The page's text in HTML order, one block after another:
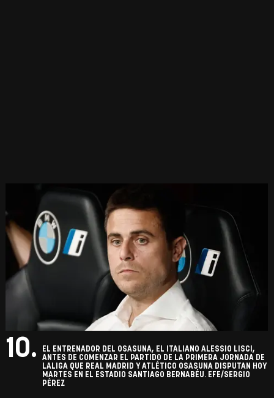
10.
EL ENTRENADOR DEL OSASUNA, EL ITALIANO ALESSIO LISCI,
ANTES DE COMENZAR EL PARTIDO DE LA PRIMERA JORNADA DE
LALIGA QUE REAL MADRID Y ATLÉTICO OSASUNA DISPUTAN HOY
MARTES EN EL ESTADIO SANTIAGO BERNABÉU. EFE/SERGIO
PÉREZ